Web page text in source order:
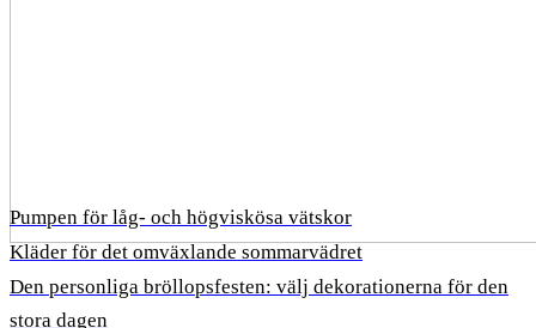
Pumpen för låg- och högviskösa vätskor
Kläder för det omväxlande sommarvädret
Den personliga bröllopsfesten: välj dekorationerna för den
stora dagen